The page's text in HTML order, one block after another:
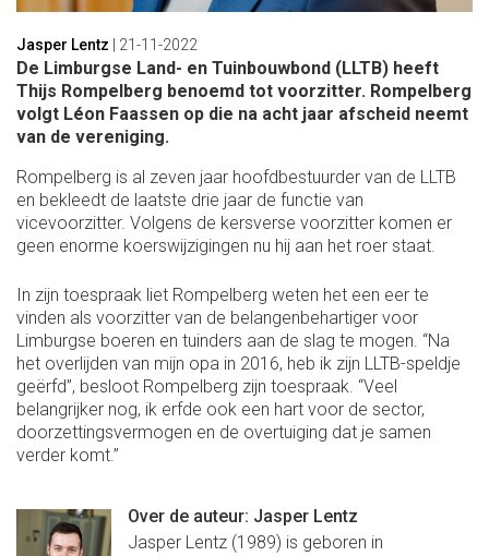
Jasper Lentz 21-11-2022
De Limburgse Land- en Tuinbouwbond (LLTB) heeft
Thijs Rompelberg benoemd tot voorzitter. Rompelberg
volgt Léon Faassen op die na acht jaar afscheid neemt
van de vereniging.
Rompelberg is al zeven jaar hoofdbestuurder van de LLTB
en bekleedt de laatste drie jaar de functie van
vicevoorzitter. Volgens de kersverse voorzitter komen er
geen enorme koerswijzigingen nu hij aan het roer staat.
In zijn toespraak liet Rompelberg weten het een eer te
vinden als voorzitter van de belangenbehartiger voor
Limburgse boeren en tuinders aan de slag te mogen. “Na
het overlijden van mijn opa in 2016, heb ik zijn LLTB-speldje
geërfd”, besloot Rompelberg zijn toespraak. “Veel
belangrijker nog, ik erfde ook een hart voor de sector,
doorzettingsvermogen en de overtuiging dat je samen
verder komt.”
Over de auteur: Jasper Lentz
Jasper Lentz (1989) is geboren in